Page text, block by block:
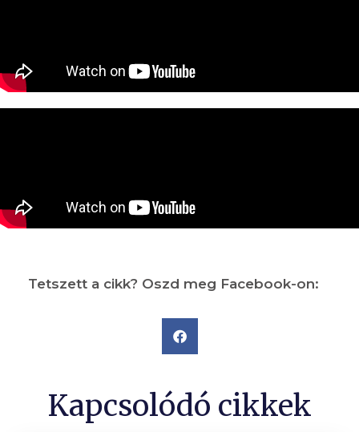
Tetszett a cikk? Oszd meg Facebook-on:
Kapcsolódó cikkek